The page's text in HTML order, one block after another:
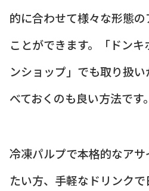
的に合わせて様々な形態
ことができます。「ドン
ンショップ」でも取り扱
べておくのも良い方法です。
冷凍パルプで本格的なア
たい方、手軽なドリンク